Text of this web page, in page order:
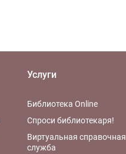
Услуги
Библиотека Online
Спроси библиотекаря!
Виртуальная справочная
служба